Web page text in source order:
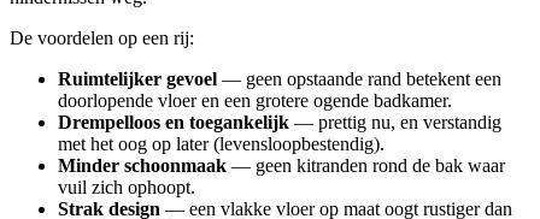
De voordelen op een rij:
Ruimtelijker gevoel — geen opstaande rand betekent een
doorlopende vloer en een grotere ogende badkamer.
Drempelloos en toegankelijk — prettig nu, en verstandig
met het oog op later (levensloopbestendig).
Minder schoonmaak — geen kitranden rond de bak waar
vuil zich ophoopt.
Strak design — een vlakke vloer op maat oogt rustiger dan